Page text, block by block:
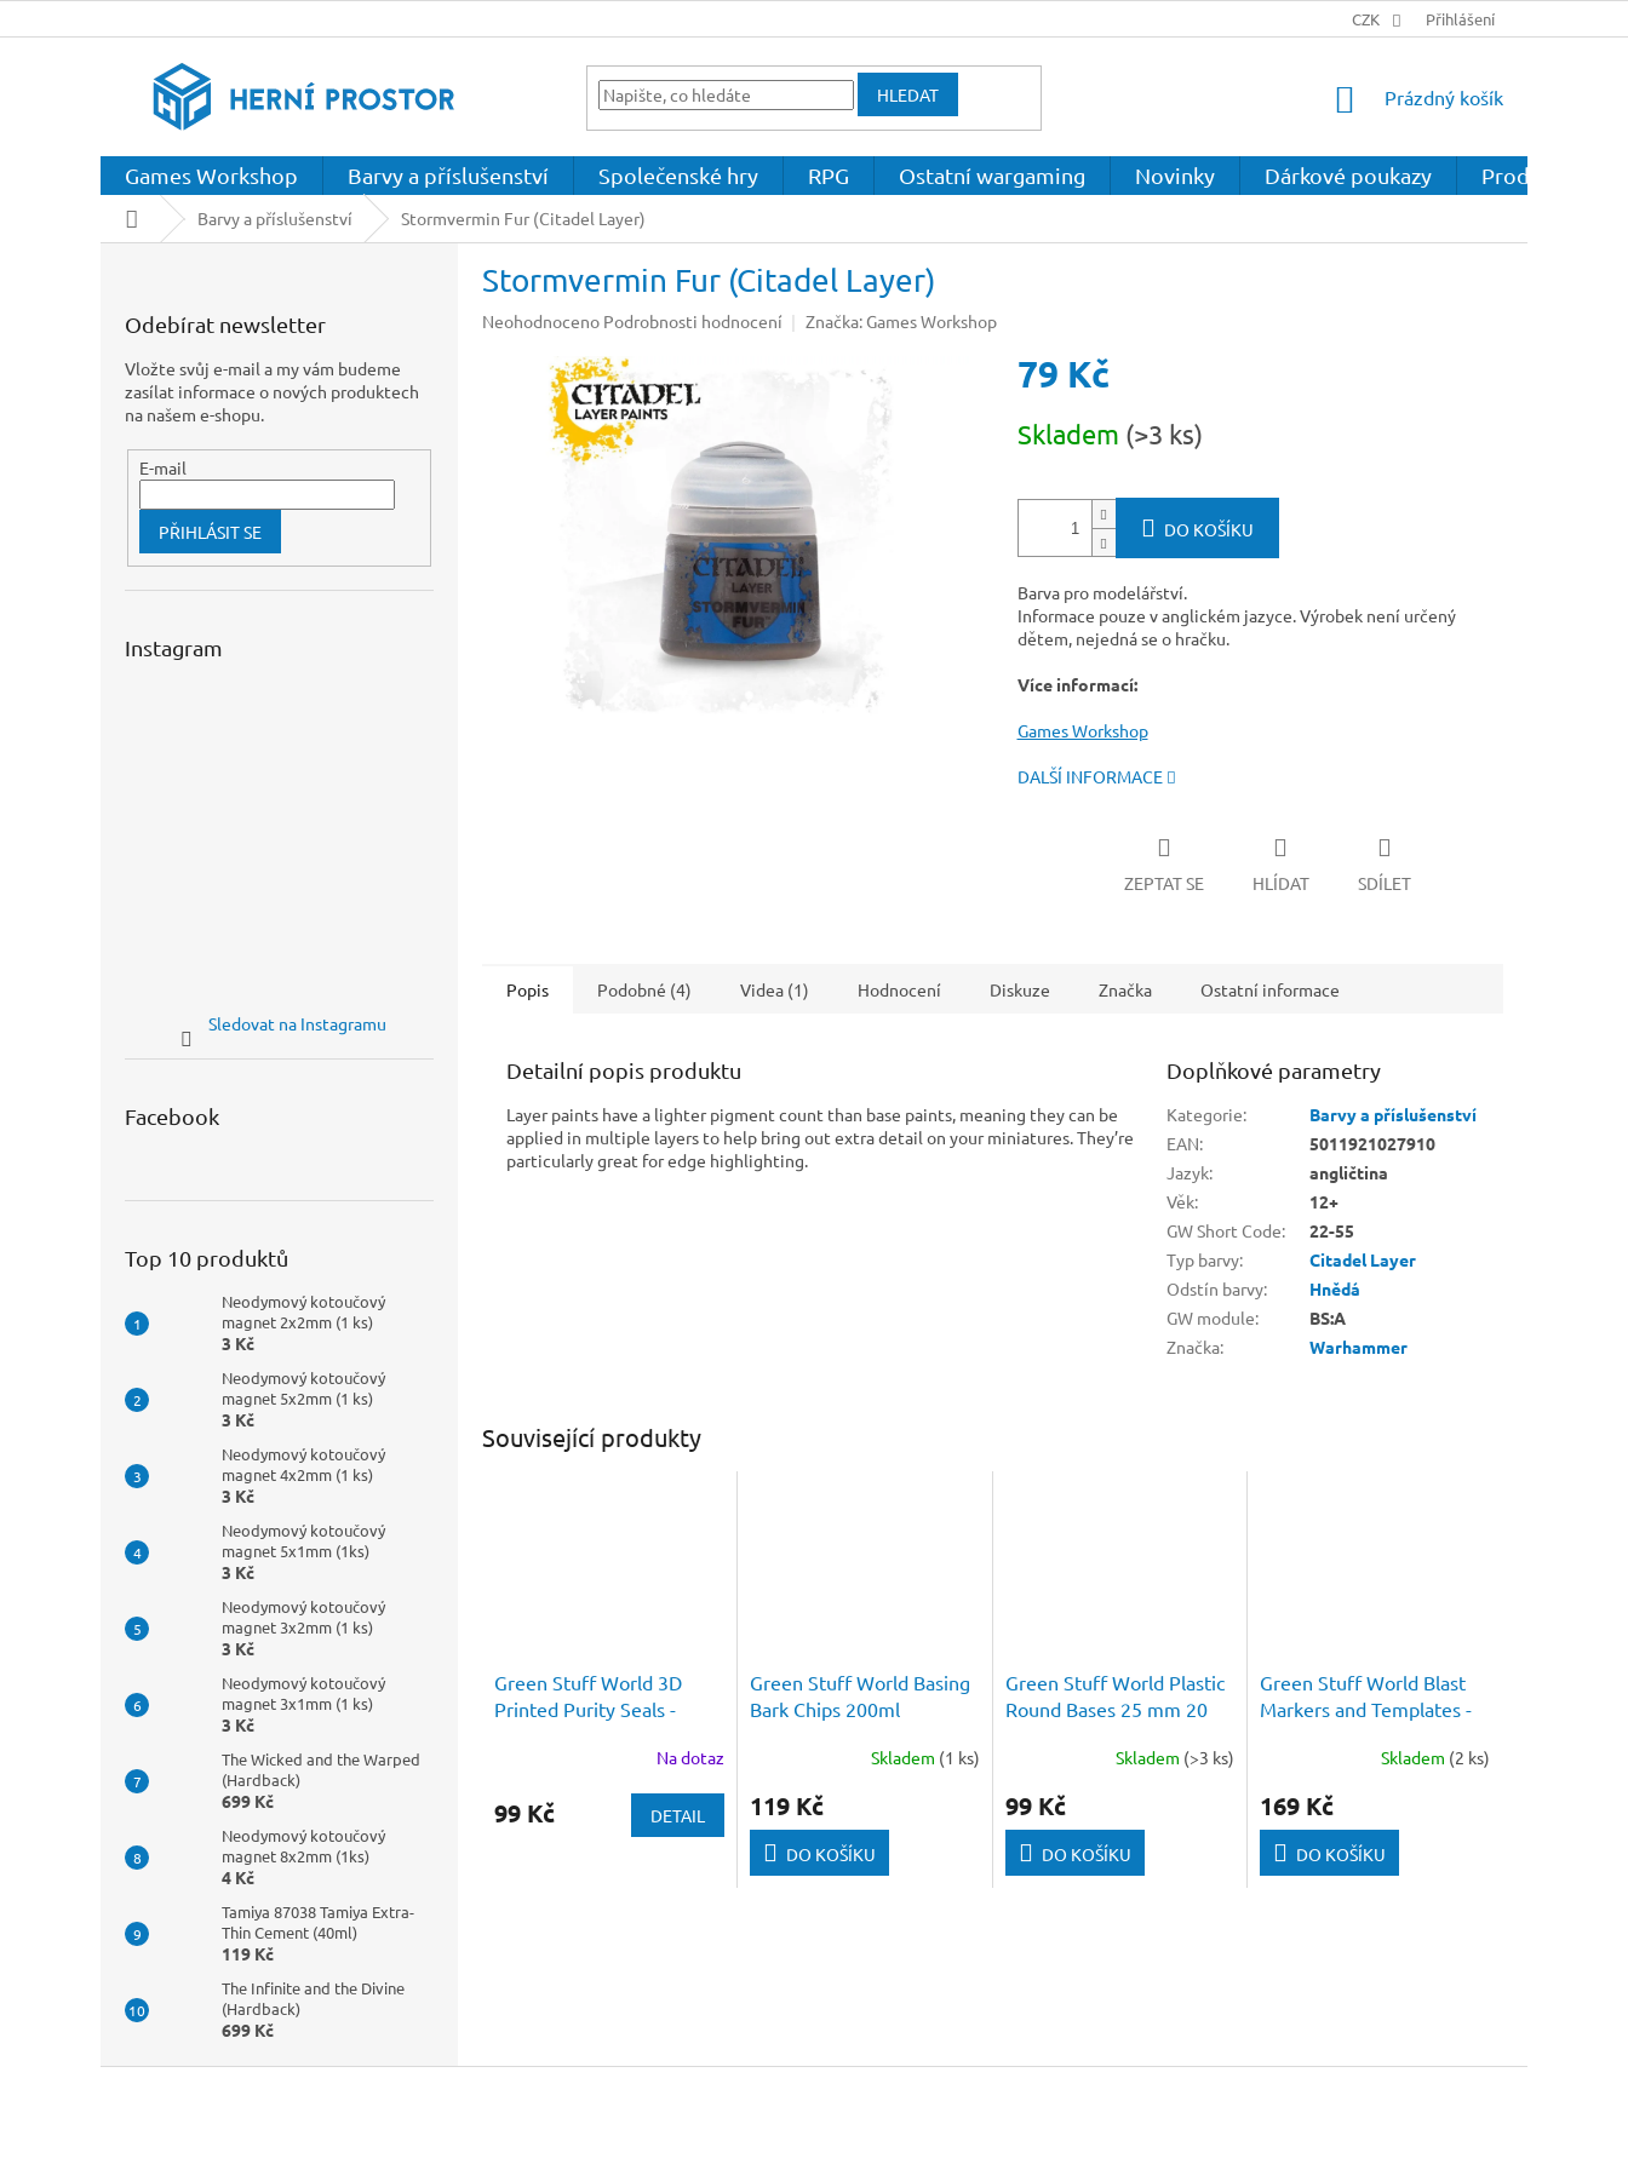
na
CZK Přihlášení
HLEDAT
NÁKUPNÍ
Prázdný košík
Games Workshop Barvy a příslušenství Společenské hry RPG Ostatní wargaming Novinky Dárkové poukazy Prodejna
Domů Barvy a příslušenství Stormvermin Fur (Citadel Layer)
Odebírat newsletter
Vložte svůj e-mail a my vám budeme
zasílat informace o nových produktech
na našem e-shopu.
E-mail
PŘIHLÁSIT SE
Instagram
Sledovat na Instagramu
Facebook
Top 10 produktů
Neodymový kotoučový
magnet 2x2mm (1 ks)
3 Kč
Neodymový kotoučový
magnet 5x2mm (1 ks)
3 Kč
Neodymový kotoučový
magnet 4x2mm (1 ks)
3 Kč
Neodymový kotoučový
magnet 5x1mm (1ks)
3 Kč
Neodymový kotoučový
magnet 3x2mm (1 ks)
3 Kč
Neodymový kotoučový
magnet 3x1mm (1 ks)
3 Kč
The Wicked and the Warped
(Hardback)
699 Kč
Neodymový kotoučový
magnet 8x2mm (1ks)
4 Kč
Tamiya 87038 Tamiya Extra-
Thin Cement (40ml)
119 Kč
The Infinite and the Divine
(Hardback)
699 Kč
Stormvermin Fur (Citadel Layer)
Průměrné
produktu
Neohodnoceno Podrobnosti hodnocení Značka: Games Workshop
79 Kč
cena:
Skladem (>3 ks)
DO KOŠÍKU
Barva pro modelářství.
Informace pouze v anglickém jazyce. Výrobek není určený
dětem, nejedná se o hračku.
Více informací:
Games Workshop
DALŠÍ INFORMACE
ZEPTAT SE HLÍDAT SDÍLET
Související produkty
Green Stuff World 3D
Printed Purity Seals -
Na dotaz
99 Kč DETAIL
Green Stuff World Basing
Bark Chips 200ml
Skladem (1 ks)
119 Kč
DO KOŠÍKU
Green Stuff World Plastic
Round Bases 25 mm 20
Skladem (>3 ks)
99 Kč
DO KOŠÍKU
Green Stuff World Blast
Markers and Templates -
Skladem (2 ks)
169 Kč
DO KOŠÍKU
Popis Podobné (4) Videa (1) Hodnocení Diskuze Značka Ostatní informace
Detailní popis produktu
Layer paints have a lighter pigment count than base paints, meaning they can be
applied in multiple layers to help bring out extra detail on your miniatures. They’re
particularly great for edge highlighting.
Doplňkové parametry
Kategorie:
Barvy a příslušenství
EAN:
5011921027910
Jazyk:
angličtina
Věk:
12+
GW Short Code:
22-55
Typ barvy:
Citadel Layer
Odstín barvy:
Hnědá
GW module:
BS:A
Značka: Warhammer